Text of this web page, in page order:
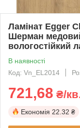
Ламінат Egger
Шерман
вологостійкий
В наявності
Код: Vn_EL2014
721,68 ₴/
Економія 22.32 ₴